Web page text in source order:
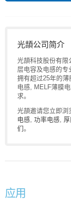
光頡公司简介
光頡科技股份有限
层电容及电感的专
拥有超过25年的
电感, MELF薄膜
求。
光頡邀请您立即浏
电感 功率电感
们。
应用